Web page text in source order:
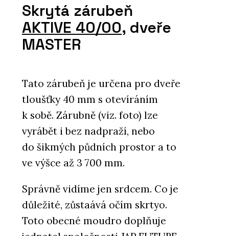
Skrytá zárubeň
AKTIVE 40/00, dveře
MASTER
Tato zárubeň je určena pro dveře
tloušťky 40 mm s otevíráním
k sobě. Zárubně (viz. foto) lze
vyrábět i bez nadpraží, nebo
do šikmých půdních prostor a to
ve výšce až 3 700 mm.
Správně vidíme jen srdcem. Co je
důležité, zůstaává očím skrtyo.
Toto obecné moudro doplňuje